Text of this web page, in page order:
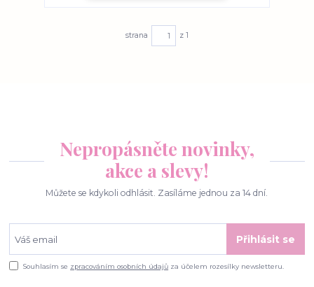
strana z 1
Nepropásněte novinky,
akce a slevy!
Můžete se kdykoli odhlásit. Zasíláme jednou za 14 dní.
Přihlásit se
Souhlasím se zpracováním osobních údajů za účelem rozesílky newsletteru.